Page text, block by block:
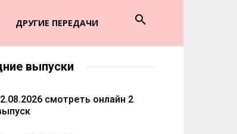
ДРУГИЕ ПЕРЕДАЧИ
выпуски
смотреть онлайн 2